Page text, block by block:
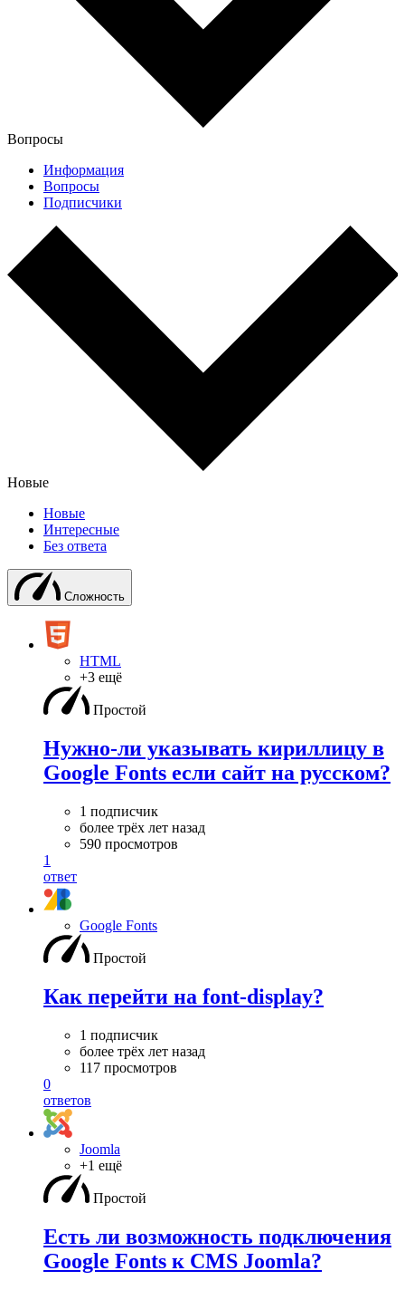
Вопросы
Информация
Вопросы
Подписчики
Новые
Новые
Интересные
Без ответа
Сложность
HTML
+3 ещё
Простой
Нужно-ли указывать кириллицу в
Google Fonts если сайт на русском?
1 подписчик
более трёх лет назад
590 просмотров
1
ответ
Google Fonts
Простой
Как перейти на font-display?
1 подписчик
более трёх лет назад
117 просмотров
0
ответов
Joomla
+1 ещё
Простой
Есть ли возможность подключения
Google Fonts к CMS Joomla?